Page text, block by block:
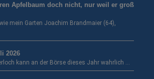
Apfelbaum doch nicht, nur weil er groß
mein Garten Joachim Brandmaier (64),
2026
kann an der Börse dieses Jahr wahrlich …